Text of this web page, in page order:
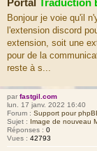
Bonjour je voie qu'il
l'extension discord
extension, soit une
pour de la
reste à s...
par fastgil.com
lun. 17 janv. 2022 16:40
Forum : Support pour
Sujet : Image de nouveau
Réponses : 0
Vues : 42793